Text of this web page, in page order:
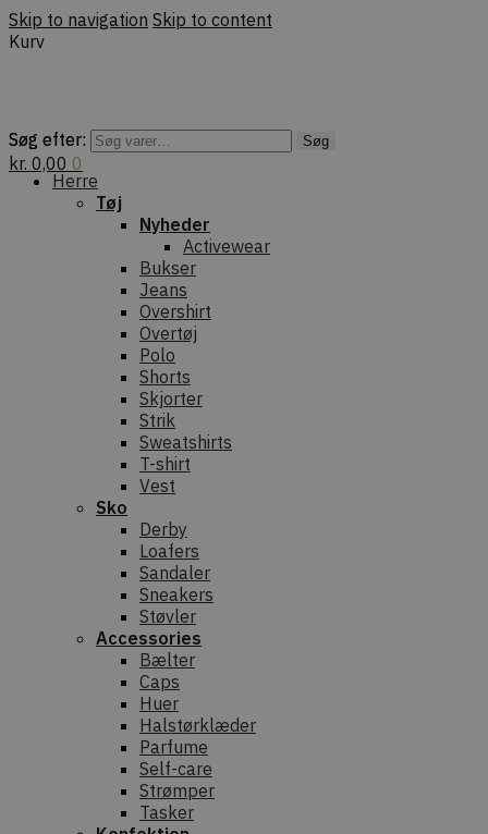
Skip to navigation Skip to content
Kurv
Søg efter: Søg
kr. 0,00 0
Søg efter: Søg
Herre
Tøj
Nyheder
Activewear
Bukser
Jeans
Overshirt
Overtøj
Polo
Shorts
Skjorter
Strik
Sweatshirts
T-shirt
Vest
Sko
Derby
Loafers
Sandaler
Sneakers
Støvler
Accessories
Bælter
Caps
Huer
Halstørklæder
Parfume
Self-care
Strømper
Tasker